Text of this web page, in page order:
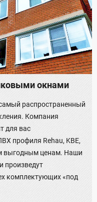
окнами
распространенный
Компания
для вас
профиля Rehau, KBE,
выгодным ценам. Наши
произведут
комплектующих «под